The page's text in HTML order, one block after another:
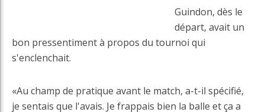
Guindon, dès le
départ, avait un
bon pressentiment à propos du tournoi qui
s'enclenchait.
«Au champ de pratique avant le match, a-t-il spécifié,
je sentais que l'avais. Je frappais bien la balle et ça a